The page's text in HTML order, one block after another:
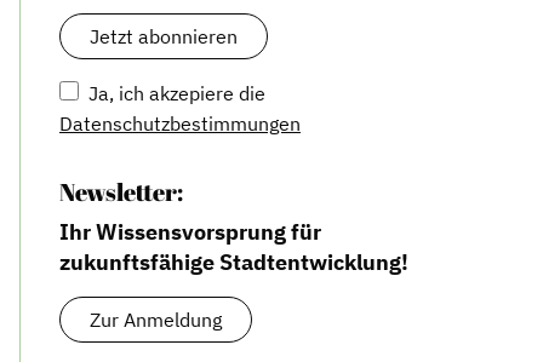
Ja, ich akzepiere die
Datenschutzbestimmungen
Newsletter:
Ihr Wissensvorsprung für
zukunftsfähige Stadtentwicklung!
Zur Anmeldung